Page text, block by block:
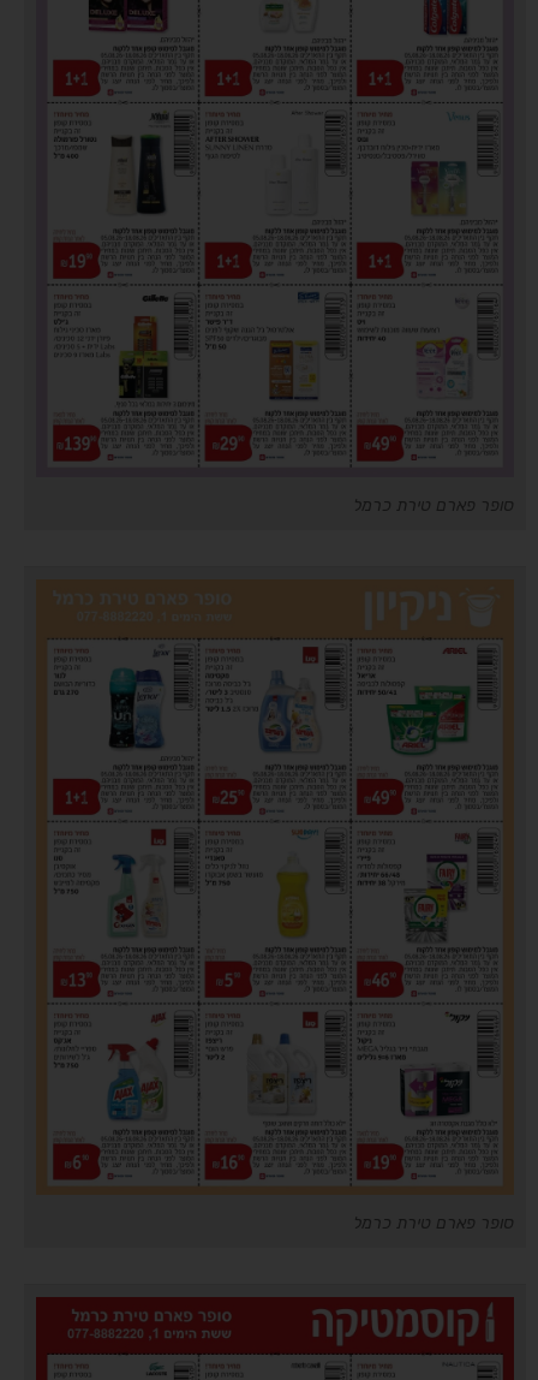
סופר פארם טירת כרמל
סופר פארם טירת כרמל